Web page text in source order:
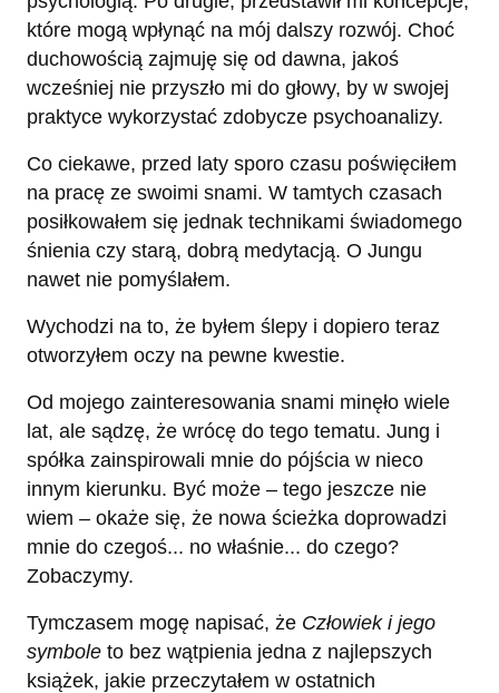
które mogą wpłynąć na mój dalszy rozwój. Choć
duchowością zajmuję się od dawna, jakoś
wcześniej nie przyszło mi do głowy, by w swojej
praktyce wykorzystać zdobycze psychoanalizy.
Co ciekawe, przed laty sporo czasu poświęciłem
na pracę ze swoimi snami. W tamtych czasach
posiłkowałem się jednak technikami świadomego
śnienia czy starą, dobrą medytacją. O Jungu
nawet nie pomyślałem.
Wychodzi na to, że byłem ślepy i dopiero teraz
otworzyłem oczy na pewne kwestie.
Od mojego zainteresowania snami minęło wiele
lat, ale sądzę, że wrócę do tego tematu. Jung i
spółka zainspirowali mnie do pójścia w nieco
innym kierunku. Być może – tego jeszcze nie
wiem – okaże się, że nowa ścieżka doprowadzi
mnie do czegoś... no właśnie... do czego?
Zobaczymy.
Tymczasem mogę napisać, że Człowiek i jego
symbole to bez wątpienia jedna z najlepszych
książek, jakie przeczytałem w ostatnich